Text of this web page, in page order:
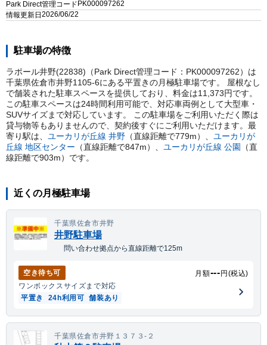
Park Direct管理コードPK000097262
情報更新日2026/06/22
駐車場の特徴
ラポール井野(22838)（Park Direct管理コード：PK000097262）は
千葉県佐倉市井野1105-6にある平置きの月極駐車場です。 屋根なし
で舗装された駐車スペースを提供しており、料金は11,373円です。
この駐車スペースは24時間利用可能で、対応車両例として大型車・
SUVサイズまで対応しています。 この駐車場をご利用いただく際は
貸与物等もありませんので、契約後すぐにご利用いただけます。 最
寄り駅は、 ユーカリが丘線 井野 （直線距離で779m）
ユーカリが
丘線 地区センター （直線距離で847m） ユーカリが丘線 公園 （直
線距離で903m） です。
近くの月極駐車場
千葉県佐倉市井野
井野駐車場
問い合わせ拠点から直線距離で125m
空き待ち可 月額---円(税込)
ワンボックス サイズまで対応
平置き
24h利用可 舗装あり
千葉県佐倉市井野１３７３-２